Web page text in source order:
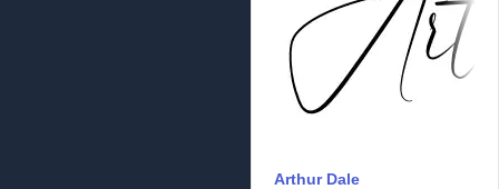
Arthur Dale